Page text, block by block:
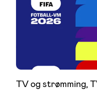
TV og strømming,